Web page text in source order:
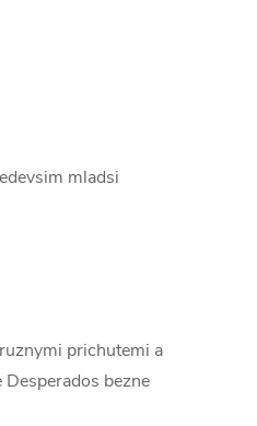
mladsi
prichutemi a
bezne